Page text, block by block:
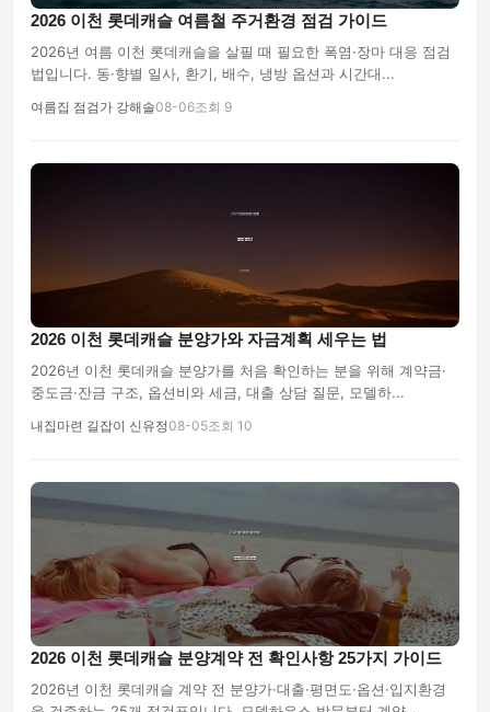
2026 이천 롯데캐슬 여름철 주거환경 점검 가이드
2026년 여름 이천 롯데캐슬을 살필 때 필요한 폭염·장마 대응 점검
법입니다. 동·향별 일사, 환기, 배수, 냉방 옵션과 시간대...
여름집 점검가 강해솔08-06조회 9
2026 이천 롯데캐슬 분양가와 자금계획 세우는 법
2026년 이천 롯데캐슬 분양가를 처음 확인하는 분을 위해 계약금·
중도금·잔금 구조, 옵션비와 세금, 대출 상담 질문, 모델하...
내집마련 길잡이 신유정08-05조회 10
2026 이천 롯데캐슬 분양계약 전 확인사항 25가지 가이드
2026년 이천 롯데캐슬 계약 전 분양가·대출·평면도·옵션·입지환경